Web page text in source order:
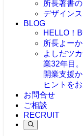
所長著書
デザイン
BLOG
HELLO！
所長よー
よしだツ
業32年目
開業支援
ヒントを
お問合せ
ご相談
RECRUIT